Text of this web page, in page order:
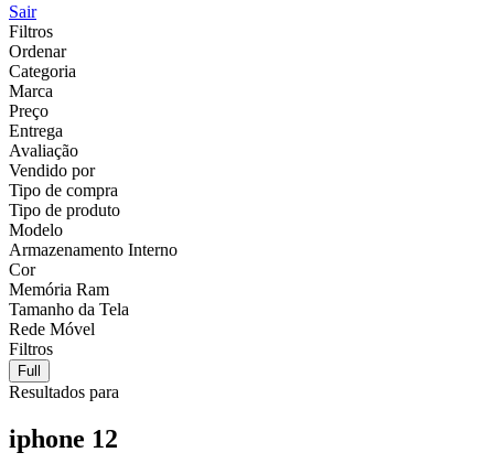
Sair
Filtros
Ordenar
Categoria
Marca
Preço
Entrega
Avaliação
Vendido por
Tipo de compra
Tipo de produto
Modelo
Armazenamento Interno
Cor
Memória Ram
Tamanho da Tela
Rede Móvel
Filtros
Full
Resultados para
iphone 12